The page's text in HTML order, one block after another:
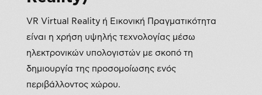
VR Virtual Reality ή Εικονική Πραγματικότητα
είναι η χρήση υψηλής τεχνολογίας μέσω
ηλεκτρονικών υπολογιστών με σκοπό τη
δημιουργία της προσομοίωσης ενός
περιβάλλοντος χώρου.